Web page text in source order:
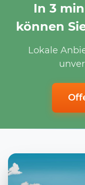
In 3
können
Lokale